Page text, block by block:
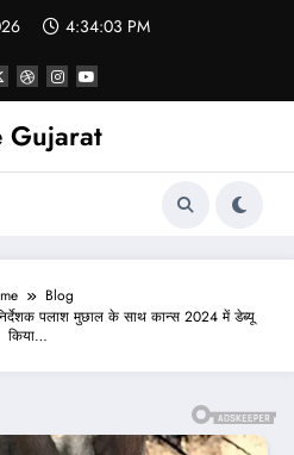
4:34:05 PM
Gujarat
Blog
पलाश मुछाल के साथ कान्स 2024 में डेब्यू
किया…